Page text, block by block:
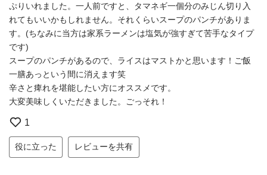
ぷりいれました。一人前ですと、タマネギ一個分のみじん切り入
れてもいいかもしれません。それくらいスープのパンチがありま
す。(ちなみに当方は家系ラーメンは塩気が強すぎて苦手なタイプ
です)
スープのパンチがあるので、ライスはマストかと思います！ご飯
一膳あっという間に消えます笑
辛さと痺れを堪能したい方にオススメです。
大変美味しくいただきました。ごっそれ！
1
役に立った レビューを共有